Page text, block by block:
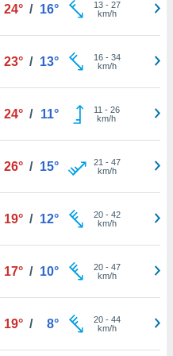
24° / 16° 13- 27
km/h
23° / 13° 16- 34
km/h
24° / 11° 11 - 26
km/h
26° / 15° 21 - 47
km/h
19° / 12° 20- 42
km/h
17° / 10° 20- 47
km/h
19° / 8° 20- 44
km/h